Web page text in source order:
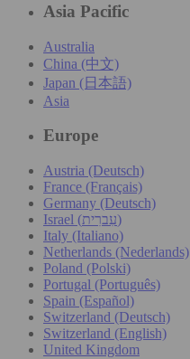
Asia Pacific
Australia
China (中文)
Japan (日本語)
Asia
Europe
Austria (Deutsch)
France (Français)
Germany (Deutsch)
Israel (עִברִית)
Italy (Italiano)
Netherlands (Nederlands)
Poland (Polski)
Portugal (Português)
Spain (Español)
Switzerland (Deutsch)
Switzerland (English)
United Kingdom